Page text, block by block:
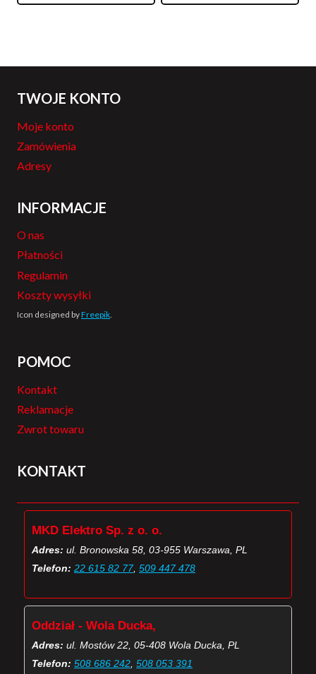
TWOJE KONTO
Moje konto
Zamówienia
Adresy
INFORMACJE
O nas
Płatności
Regulamin
Koszty wysyłki
Icon designed byFreepik.
POMOC
Kontakt
Reklamacje
Zwrot towaru
KONTAKT
MKD Elektro Sp. z o. o.
Adres: ul. Bronowska 58, 03-955 Warszawa, PL
Telefon: 22 615 82 77, 509 447 478
Oddział - Wola Ducka,
Adres: ul. Mostów 22, 05-408 Wola Ducka, PL
Telefon: 508 686 242 508 053 391